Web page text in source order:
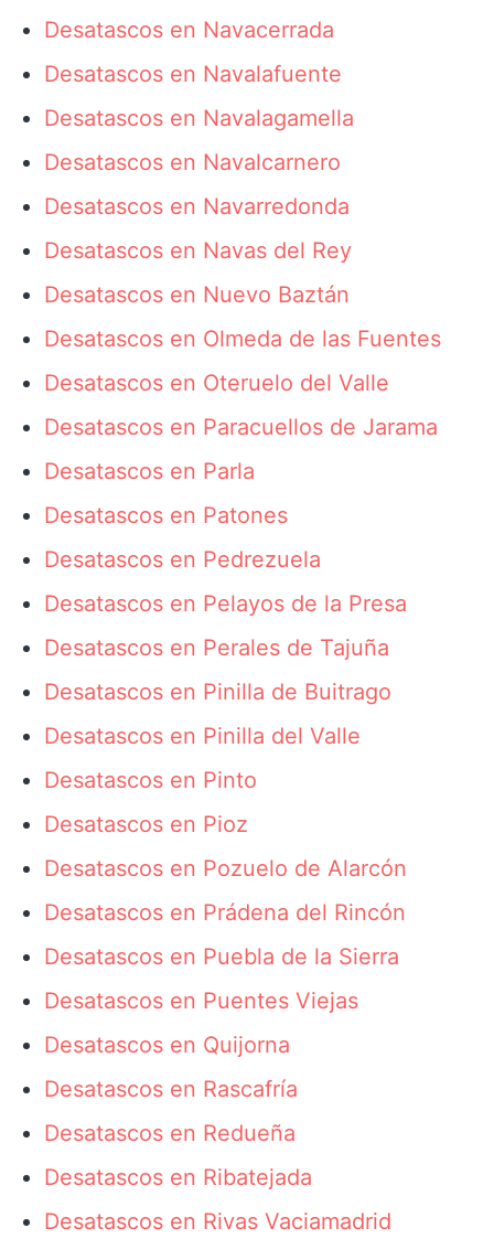
Desatascos en Navacerrada
Desatascos en Navalafuente
Desatascos en Navalagamella
Desatascos en Navalcarnero
Desatascos en Navarredonda
Desatascos en Navas del Rey
Desatascos en Nuevo Baztán
Desatascos en Olmeda de las Fuentes
Desatascos en Oteruelo del Valle
Desatascos en Paracuellos de Jarama
Desatascos en Parla
Desatascos en Patones
Desatascos en Pedrezuela
Desatascos en Pelayos de la Presa
Desatascos en Perales de Tajuña
Desatascos en Pinilla de Buitrago
Desatascos en Pinilla del Valle
Desatascos en Pinto
Desatascos en Pioz
Desatascos en Pozuelo de Alarcón
Desatascos en Prádena del Rincón
Desatascos en Puebla de la Sierra
Desatascos en Puentes Viejas
Desatascos en Quijorna
Desatascos en Rascafría
Desatascos en Redueña
Desatascos en Ribatejada
Desatascos en Rivas Vaciamadrid